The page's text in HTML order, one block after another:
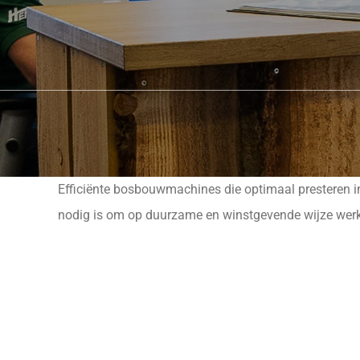
Efficiënte bosbouwmachines die optimaal presteren
nodig is om op duurzame en winstgevende wijze